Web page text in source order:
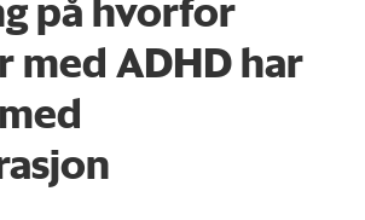
på hvorfor
med ADHD har